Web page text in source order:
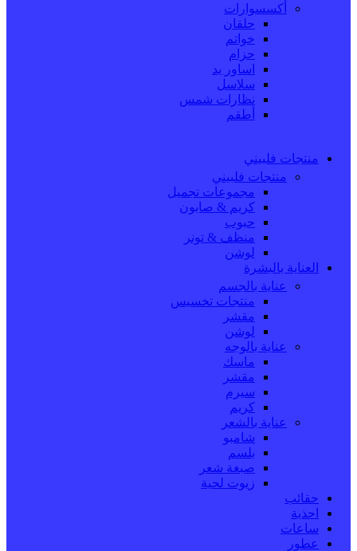
أكسسوارات
حلقان
خواتم
حزام
اساور يد
سلاسل
نظارات شمس
أطقم
منتجات فلبيني
منتجات فلبيني
مجموعات تجميل
كريم & صابون
حبوب
منظف & تونر
لوشن
العناية بالبشرة
عناية بالجسم
منتجات تخسيس
مقشر
لوشن
عناية بالوجه
ماسك
مقشر
سيرم
كريم
عناية بالشعر
شامبو
بلسم
صبغة شعر
زيوت لحية
حقائب
احذية
ساعات
عطور